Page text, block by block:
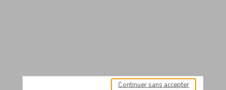
Continuer sans accepter